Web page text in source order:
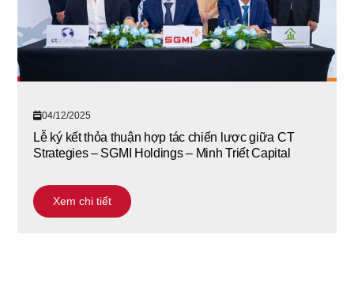
04/12/2025
Lễ ký kết thỏa thuận hợp tác chiến lược giữa CT
Strategies – SGMI Holdings – Minh Triết Capital
Xem chi tiết